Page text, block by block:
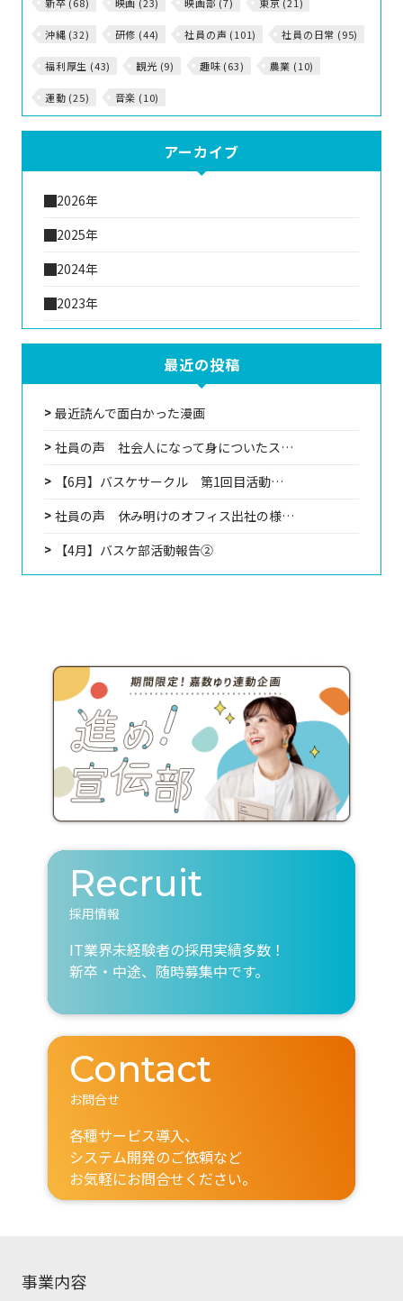
沖縄 (32) 研修 (44) 社員の声 (101) 社員の日常 (95)
福利厚生 (43) 観光 (9) 趣味 (63) 農業 (10)
運動 (25) 音楽 (10)
アーカイブ
2026年
2025年
2024年
2023年
最近の投稿
最近読んで面白かった漫画
社員の声 社会人になって身についたス…
【6月】バスケサークル 第1回目活動…
社員の声 休み明けのオフィス出社の様…
【4月】バスケ部活動報告②
Recruit
採用情報
IT業界未経験者の採用実績多数！
新卒・中途、随時募集中です。
Contact
お問合せ
各種サービス導入、
システム開発のご依頼など
お気軽にお問合せください。
事業内容